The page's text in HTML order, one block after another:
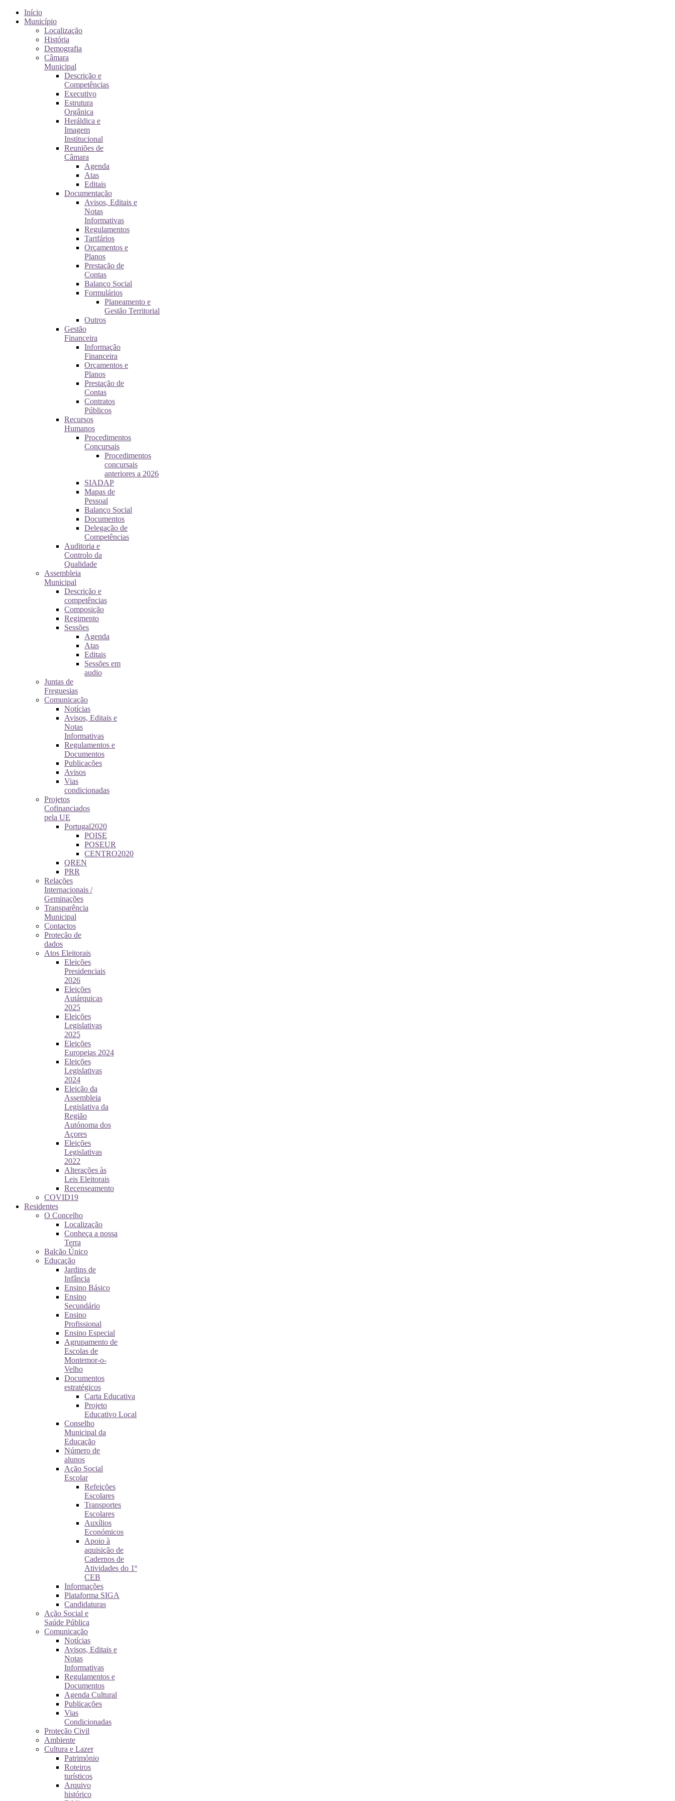
Início
Município
Localização
História
Demografia
Câmara
Municipal
Descrição e
Competências
Executivo
Estrutura
Orgânica
Heráldica e
Imagem
Institucional
Reuniões de
Câmara
Agenda
Atas
Editais
Documentação
Avisos, Editais e
Notas
Informativas
Regulamentos
Tarifários
Orçamentos e
Planos
Prestação de
Contas
Balanço Social
Formulários
Planeamento e
Gestão Territorial
Outros
Gestão
Financeira
Informação
Financeira
Orçamentos e
Planos
Prestação de
Contas
Contratos
Públicos
Recursos
Humanos
Procedimentos
Concursais
Procedimentos
concursais
anteriores a 2026
SIADAP
Mapas de
Pessoal
Balanço Social
Documentos
Delegação de
Competências
Auditoria e
Controlo da
Qualidade
Assembleia
Municipal
Descrição e
competências
Composição
Regimento
Sessões
Agenda
Atas
Editais
Sessões em
audio
Juntas de
Freguesias
Comunicação
Notícias
Avisos, Editais e
Notas
Informativas
Regulamentos e
Documentos
Publicações
Avisos
Vias
condicionadas
Projetos
Cofinanciados
pela UE
Portugal2020
POISE
POSEUR
CENTRO2020
QREN
PRR
Relações
Internacionais /
Geminações
Transparência
Municipal
Contactos
Proteção de
dados
Atos Eleitorais
Eleições
Presidenciais
2026
Eleições
Autárquicas
2025
Eleições
Legislativas
2025
Eleições
Europeias 2024
Eleições
Legislativas
2024
Eleição da
Assembleia
Legislativa da
Região
Autónoma dos
Açores
Eleições
Legislativas
2022
Alterações às
Leis Eleitorais
Recenseamento
COVID19
Residentes
O Concelho
Localização
Conheça a nossa
Terra
Balcão Único
Educação
Jardins de
Infância
Ensino Básico
Ensino
Secundário
Ensino
Profissional
Ensino Especial
Agrupamento de
Escolas de
Montemor-o-
Velho
Documentos
estratégicos
Carta Educativa
Projeto
Educativo Local
Conselho
Municipal da
Educação
Número de
alunos
Ação Social
Escolar
Refeições
Escolares
Transportes
Escolares
Auxílios
Económicos
Apoio à
aquisição de
Cadernos de
Atividades do 1º
CEB
Informações
Plataforma SIGA
Candidaturas
Ação Social e
Saúde Pública
Comunicação
Notícias
Avisos, Editais e
Notas
Informativas
Regulamentos e
Documentos
Agenda Cultural
Publicações
Vias
Condicionadas
Proteção Civil
Ambiente
Cultura e Lazer
Património
Roteiros
turísticos
Arquivo
histórico